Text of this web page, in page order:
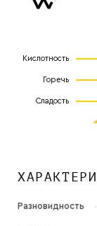
Разновидность
Кислотность
Горечь
Сладость